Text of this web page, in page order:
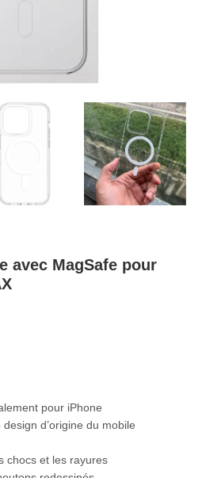
avec MagSafe pour
pour iPhone
d’origine du mobile
chocs et les rayures